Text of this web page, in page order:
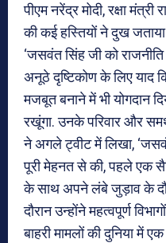
पीएम नरेंद्र मोदी, रक्षा
की कई हस्तियों ने दुख जताया
‘जसवंत सिंह जी को
अनूठे दृष्टिकोण के लिए याद
मजबूत बनाने में भी योगदान
रखूंगा. उनके परिवार और
ने अगले ट्वीट में लिखा,
पूरी मेहनत से की, पहले एक
के साथ अपने लंबे जुड़ाव के
दौरान उन्होंने महत्वपूर्ण
बाहरी मामलों की दुनिया में